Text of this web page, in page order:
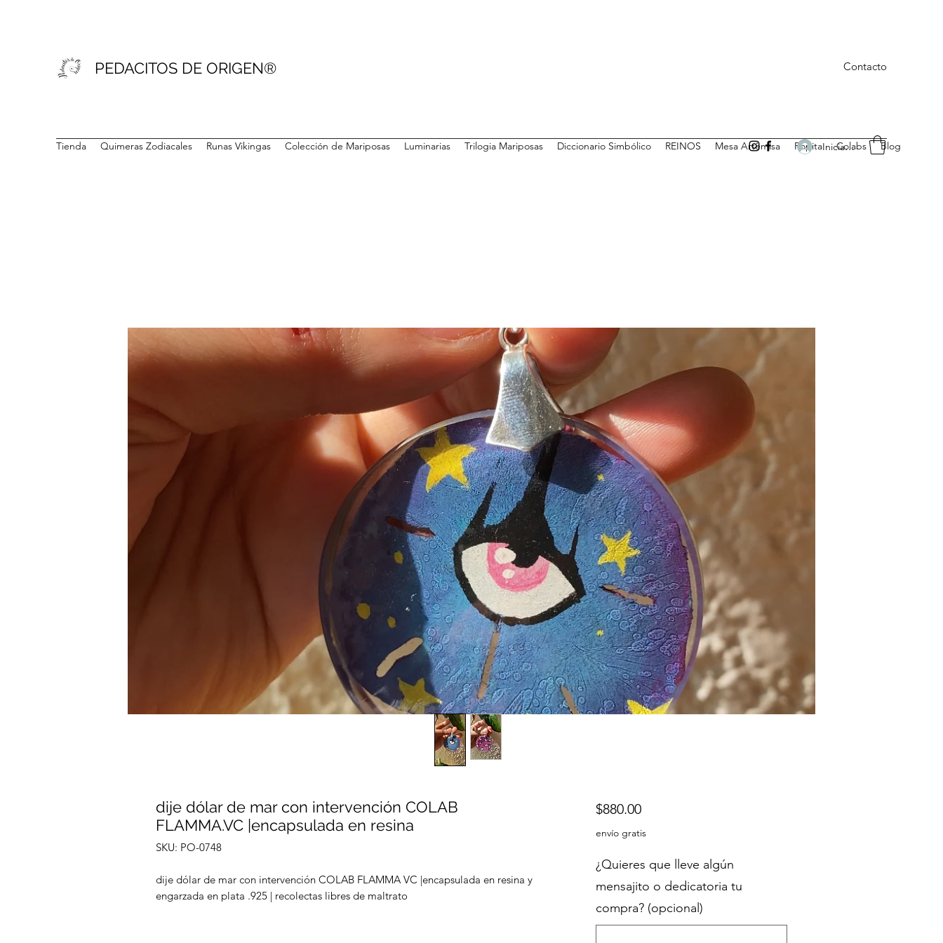
PEDACITOS DE ORIGEN® Contacto
Tienda Quimeras Zodiacales Runas Vikingas Colección de Mariposas Luminarias Trilogia Mariposas Diccionario Simbólico REINOS Mesa Artemisa Ropita Colabs Blog
Iniciar sesión
dije dólar de mar con intervención COLAB
FLAMMA.VC |encapsulada en resina
SKU: PO-0748
dije dólar de mar con intervención COLAB FLAMMA VC |encapsulada en resina y
engarzada en plata .925 | recolectas libres de maltrato
$880.00Precio
envío gratis
¿Quieres que lleve algún
mensajito o dedicatoria tu
compra? (opcional)